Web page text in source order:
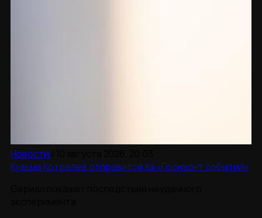
Новости
Кузьма Котрелев отправится за «Горизонт событий»